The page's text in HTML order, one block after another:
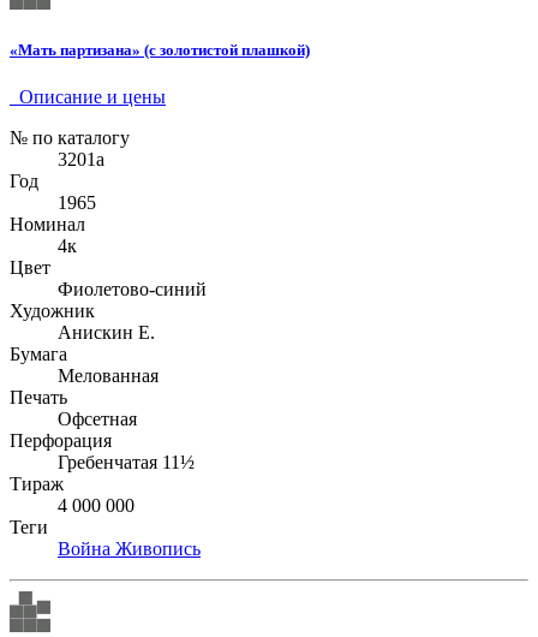
«Мать партизана» (с золотистой плашкой)
Описание и цены
№ по каталогу
3201а
Год
1965
Номинал
4к
Цвет
Фиолетово-синий
Художник
Анискин Е.
Бумага
Мелованная
Печать
Офсетная
Перфорация
Гребенчатая 11½
Тираж
4 000 000
Теги
Война Живопись